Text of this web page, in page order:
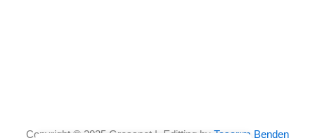
Copyright © 2025 Grosspot | Editting by Tasarım Benden